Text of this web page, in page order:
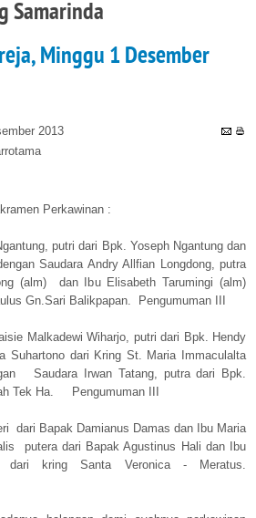
Samarinda
Minggu 1 Desember
2013
Perkawinan :
putri dari Bpk. Yoseph Ngantung dan
Saudara Andry Allfian Longdong, putra
(alm) dan Ibu Elisabeth Tarumingi (alm)
Gn.Sari Balikpapan. Pengumuman III
Malkadewi Wiharjo, putri dari Bpk. Hendy
dari Kring St. Maria Immaculalta
Saudara Irwan Tatang, putra dari Bpk.
Tek Ha. Pengumuman III
Bapak Damianus Damas dan Ibu Maria
putera dari Bapak Agustinus Hali dan Ibu
dari kring Santa Veronica - Meratus.